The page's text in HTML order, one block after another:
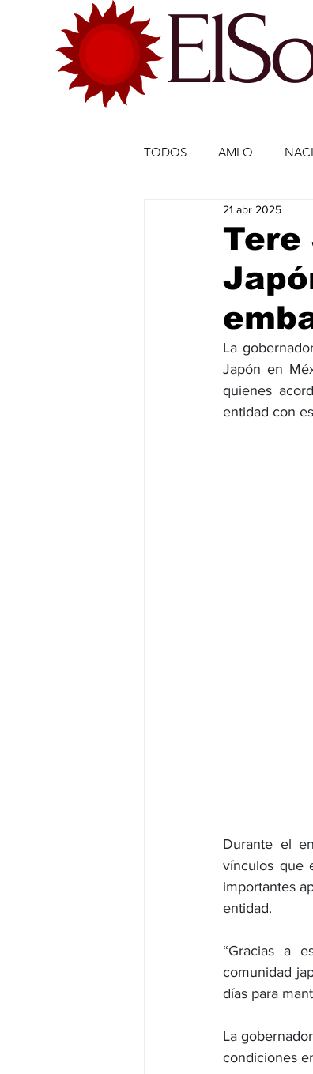
TODOS AMLO
ECONOMÍA MÉXICO
DEPORTES
ESTADOS-POLÍTICA
JALISCO-PABLO LEMUS
Tere
21 abr 2025
La
Japón en
quienes
entidad con
Durante el
vínculos que
importantes
entidad.
“Gracias a
comunidad
días para
La
condiciones